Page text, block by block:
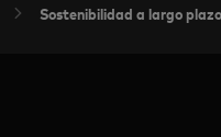
Sostenibilidad a largo